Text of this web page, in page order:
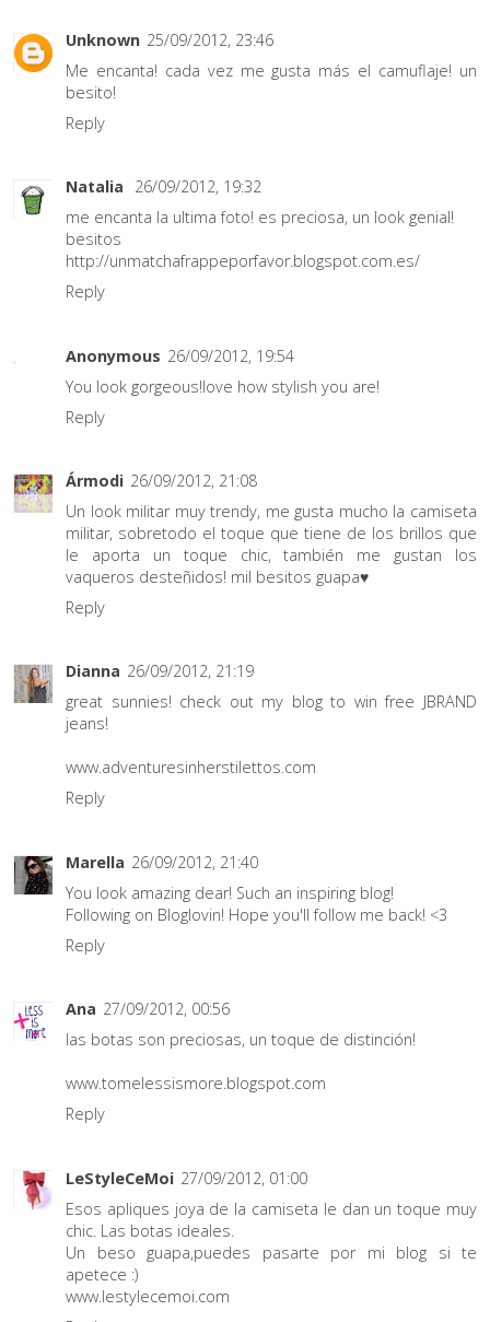
Unknown 25/09/2012, 23:46
Me encanta! cada vez me gusta más el camuflaje! un
besito!
Reply
Natalia
26/09/2012, 19:32
me encanta la ultima foto! es preciosa, un look genial!
besitos
http://unmatchafrappeporfavor.blogspot.com.es/
Reply
Anonymous 26/09/2012, 19:54
You look gorgeous!love how stylish you are!
Reply
Ármodi 26/09/2012, 21:08
Un look militar muy trendy, me gusta mucho la camiseta
militar, sobretodo el toque que tiene de los brillos que
le aporta un toque chic, también me gustan los
vaqueros desteñidos! mil besitos guapa♥
Reply
Dianna 26/09/2012, 21:19
great sunnies! check out my blog to win free JBRAND
jeans!
www.adventuresinherstilettos.com
Reply
Marella 26/09/2012, 21:40
You look amazing dear! Such an inspiring blog!
Following on Bloglovin! Hope you'll follow me back! <3
Reply
Ana 27/09/2012, 00:56
las botas son preciosas, un toque de distinción!
www.tomelessismore.blogspot.com
Reply
LeStyleCeMoi 27/09/2012, 01:00
Esos apliques joya de la camiseta le dan un toque muy
chic. Las botas ideales.
Un beso guapa,puedes pasarte por mi blog si te
apetece :)
www.lestylecemoi.com